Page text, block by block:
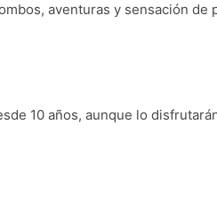
aventuras y sensación de
10 años, aunque lo